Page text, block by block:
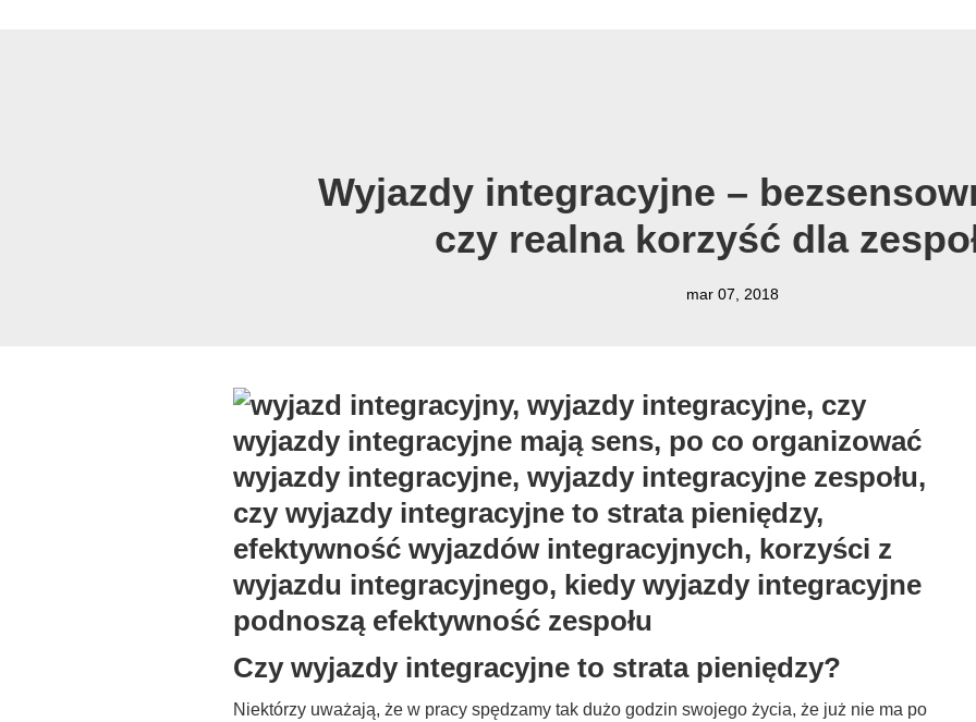
Wyjazdy integracyjne –
czy realna korzyść dla
mar 07, 2018
Czy wyjazdy integracyjne to strata pieniędzy?
Niektórzy uważają, że w pracy spędzamy tak dużo godzin swojego życia, że już nie ma po